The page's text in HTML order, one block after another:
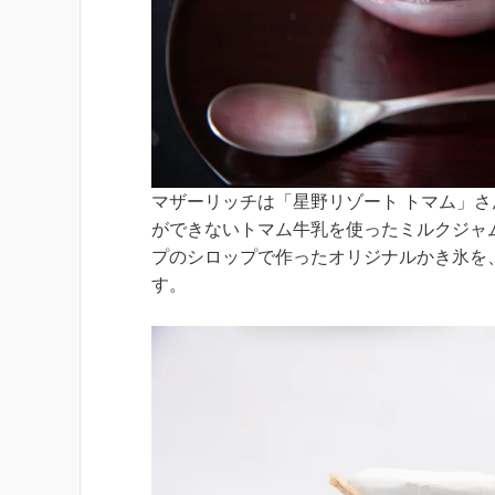
マザーリッチは「星野リゾート トマム」
ができないトマム牛乳を使ったミルクジ
プのシロップで作ったオリジナルかき氷
す。